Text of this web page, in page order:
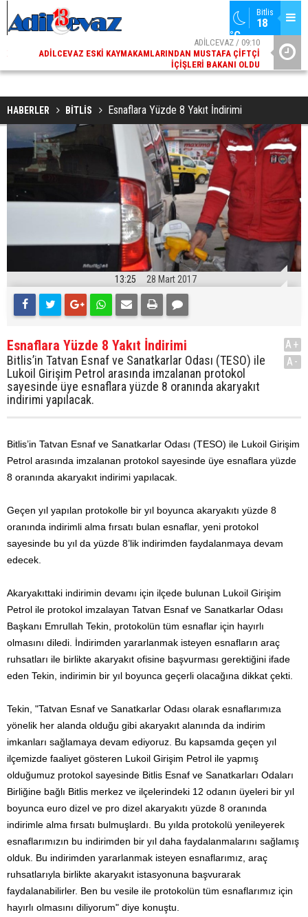
Bitlis
18
°C
ADİLCEVAZ / 09:10
ADILCEVAZ ESKI KAYMAKAMLARINDAN MUSTAFA ÇIFTÇI
İÇIŞLERI BAKANI OLDU
HABERLER BİTLİS Esnaflara Yüzde 8 Yakıt İndirimi
13:25 28 Mart 2017
Esnaflara Yüzde 8 Yakıt İndirimi
Bitlis’in Tatvan Esnaf ve Sanatkarlar Odası (TESO) ile
Lukoil Girişim Petrol arasında imzalanan protokol
sayesinde üye esnaflara yüzde 8 oranında akaryakıt
indirimi yapılacak.
A+
A-
Bitlis’in Tatvan Esnaf ve Sanatkarlar Odası (TESO) ile Lukoil Girişim
Petrol arasında imzalanan protokol sayesinde üye esnaflara yüzde
8 oranında akaryakıt indirimi yapılacak.
Geçen yıl yapılan protokolle bir yıl boyunca akaryakıtı yüzde 8
oranında indirimli alma fırsatı bulan esnaflar, yeni protokol
sayesinde bu yıl da yüzde 8’lik indirimden faydalanmaya devam
edecek.
Akaryakıttaki indirimin devamı için ilçede bulunan Lukoil Girişim
Petrol ile protokol imzalayan Tatvan Esnaf ve Sanatkarlar Odası
Başkanı Emrullah Tekin, protokolün tüm esnaflar için hayırlı
olmasını diledi. İndirimden yararlanmak isteyen esnafların araç
ruhsatları ile birlikte akaryakıt ofisine başvurması gerektiğini ifade
eden Tekin, indirimin bir yıl boyunca geçerli olacağına dikkat çekti.
Tekin, "Tatvan Esnaf ve Sanatkarlar Odası olarak esnaflarımıza
yönelik her alanda olduğu gibi akaryakıt alanında da indirim
imkanları sağlamaya devam ediyoruz. Bu kapsamda geçen yıl
ilçemizde faaliyet gösteren Lukoil Girişim Petrol ile yapmış
olduğumuz protokol sayesinde Bitlis Esnaf ve Sanatkarları Odaları
Birliğine bağlı Bitlis merkez ve ilçelerindeki 12 odanın üyeleri bir yıl
boyunca euro dizel ve pro dizel akaryakıtı yüzde 8 oranında
indirimle alma fırsatı bulmuşlardı. Bu yılda protokolü yenileyerek
esnaflarımızın bu indirimden bir yıl daha faydalanmalarını sağlamış
olduk. Bu indirimden yararlanmak isteyen esnaflarımız, araç
ruhsatlarıyla birlikte akaryakıt istasyonuna başvurarak
faydalanabilirler. Ben bu vesile ile protokolün tüm esnaflarımız için
hayırlı olmasını diliyorum" diye konuştu.